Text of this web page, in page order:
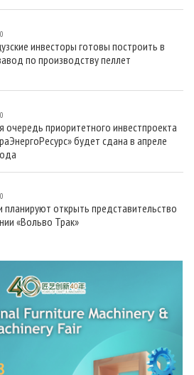
инвесторы готовы построить в
по производству пеллет
очередь приоритетного инвестпроекта
будет сдана в апреле
планируют открыть представительство
«Вольво Трак»